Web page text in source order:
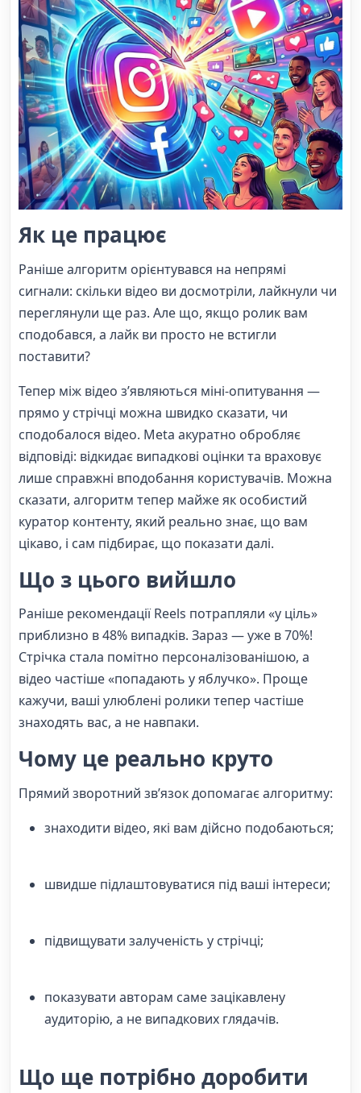
Як це працює
Раніше алгоритм орієнтувався на непрямі
сигнали: скільки відео ви досмотріли, лайкнули чи
переглянули ще раз. Але що, якщо ролик вам
сподобався, а лайк ви просто не встигли
поставити?
Тепер між відео з’являються міні-опитування —
прямо у стрічці можна швидко сказати, чи
сподобалося відео. Meta акуратно обробляє
відповіді: відкидає випадкові оцінки та враховує
лише справжні вподобання користувачів. Можна
сказати, алгоритм тепер майже як особистий
куратор контенту, який реально знає, що вам
цікаво, і сам підбирає, що показати далі.
Що з цього вийшло
Раніше рекомендації Reels потрапляли «у ціль»
приблизно в 48% випадків. Зараз — уже в 70%!
Стрічка стала помітно персоналізованішою, а
відео частіше «попадають у яблучко». Проще
кажучи, ваші улюблені ролики тепер частіше
знаходять вас, а не навпаки.
Чому це реально круто
Прямий зворотний зв’язок допомагає алгоритму:
знаходити відео, які вам дійсно подобаються;
швидше підлаштовуватися під ваші інтереси;
підвищувати залученість у стрічці;
показувати авторам саме зацікавлену
аудиторію, а не випадкових глядачів.
Що ще потрібно доробити